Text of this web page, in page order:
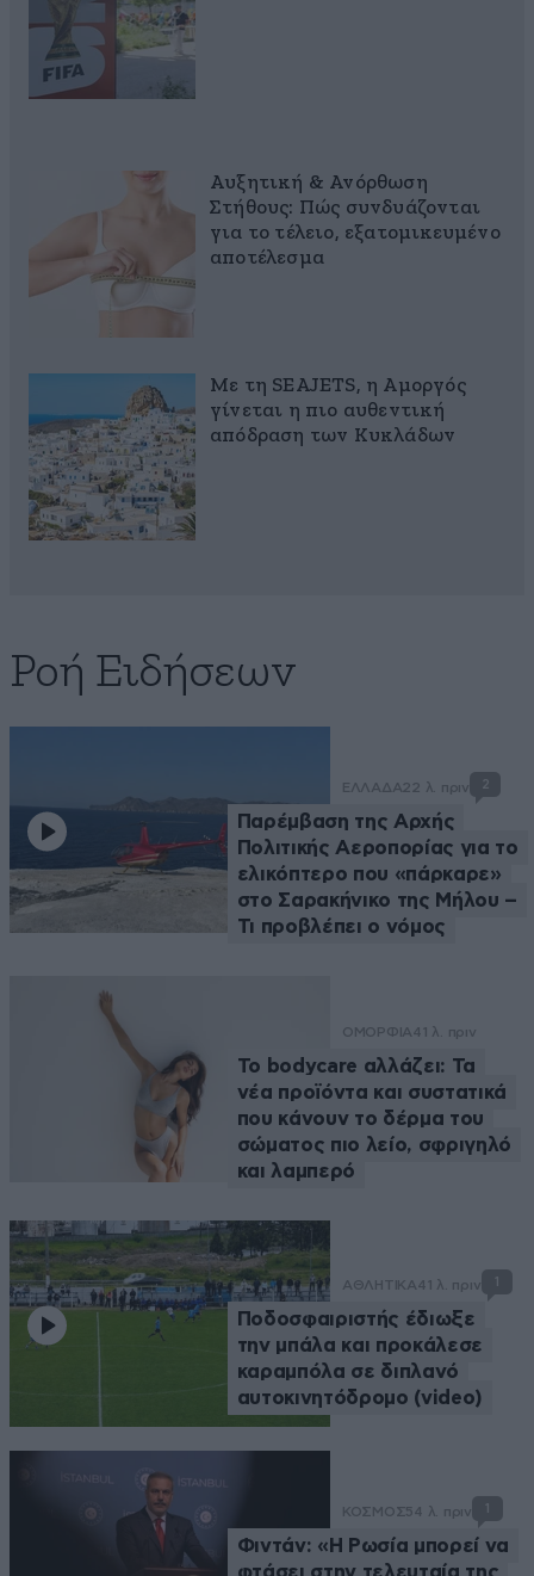
Αυξητική & Ανόρθωση
Στήθους: Πώς συνδυάζονται
για το τέλειο, εξατομικευμένο
αποτέλεσμα
Με τη SEAJETS, η Αμοργός
γίνεται η πιο αυθεντική
απόδραση των Κυκλάδων
Ροή Ειδήσεων
ΕΛΛΑΔΑ22 λ. πριν 2
Παρέμβαση της Αρχής
Πολιτικής Αεροπορίας για το
ελικόπτερο που «πάρκαρε»
στο Σαρακήνικο της Μήλου –
Τι προβλέπει ο νόμος
ΟΜΟΡΦΙΑ41 λ. πριν
Το bodycare αλλάζει: Τα
νέα προϊόντα και συστατικά
που κάνουν το δέρμα του
σώματος πιο λείο, σφριγηλό
και λαμπερό
ΑΘΛΗΤΙΚΑ41 λ. πριν 1
Ποδοσφαιριστής έδιωξε
την μπάλα και προκάλεσε
καραμπόλα σε διπλανό
αυτοκινητόδρομο (video)
ΚΟΣΜΟΣ54 λ. πριν 1
Φιντάν: «Η Ρωσία μπορεί να
φτάσει στην τελευταία της